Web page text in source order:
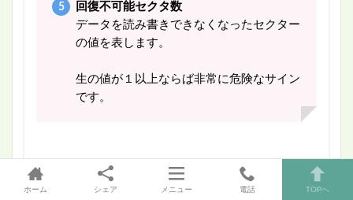
回復不可能セクタ数
データを読み書きできなくなったセクター
の値を表します。
生の値が１以上ならば非常に危険なサイン
です。
「S.M.A.R.T.」は、ストレージが「壊れる前兆」を知
るための仕組みとして非常に有用性があります。し
ホーム シェア メニュー 電話 TOPへ